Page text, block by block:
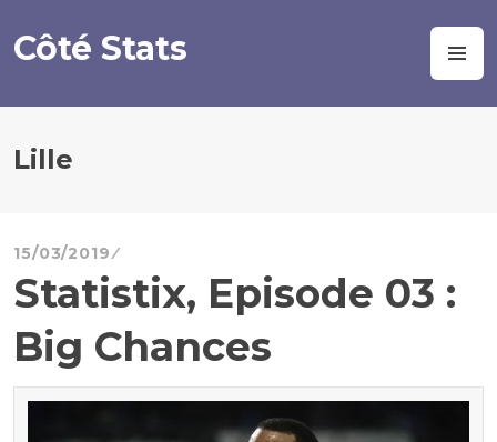
au
contenu
Côté Stats
Lille
15/03/2019
Statistix, Episode 03 :
Big Chances